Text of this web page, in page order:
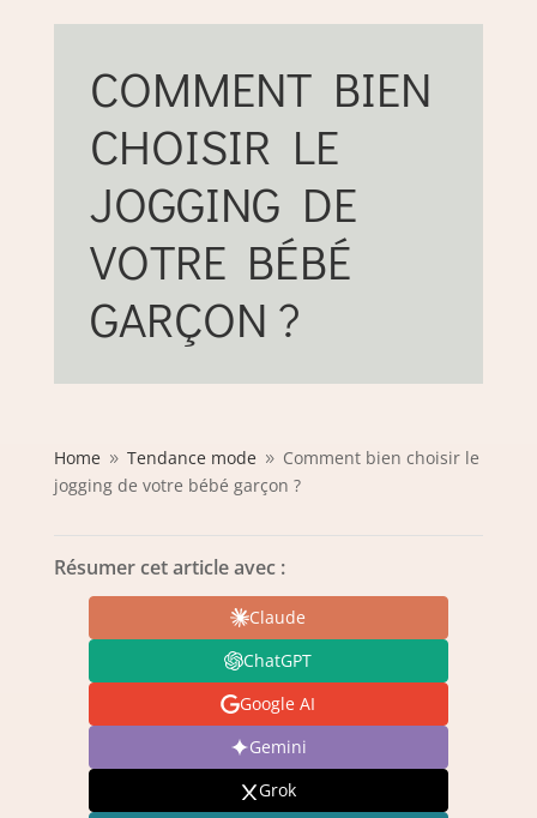
COMMENT BIEN
CHOISIR LE
JOGGING DE
VOTRE BÉBÉ
GARÇON ?
Home 9 Tendance mode 9 Comment bien choisir le
jogging de votre bébé garçon ?
Résumer cet article avec :
Claude
ChatGPT
Google AI
Gemini
Grok